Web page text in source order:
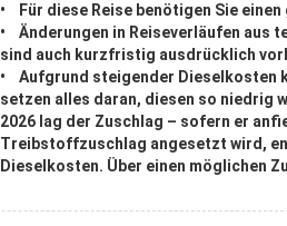
• Für diese Reise benötigen Sie
• Änderungen in Reiseverläufen aus
sind auch kurzfristig ausdrücklich
• Aufgrund steigender Dieselkosten
setzen alles daran, diesen so niedrig
2026 lag der Zuschlag – sofern er
Treibstoffzuschlag angesetzt wird,
Dieselkosten. Über einen möglichen